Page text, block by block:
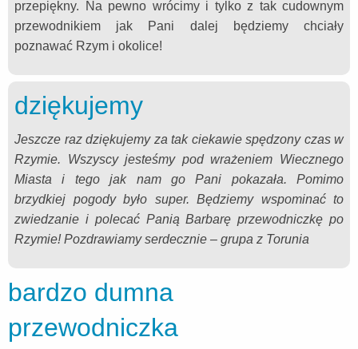
przepiękny. Na pewno wrócimy i tylko z tak cudownym
przewodnikiem jak Pani dalej będziemy chciały
poznawać Rzym i okolice!
dziękujemy
Jeszcze raz dziękujemy za tak ciekawie spędzony czas w
Rzymie. Wszyscy jesteśmy pod wrażeniem Wiecznego
Miasta i tego jak nam go Pani pokazała. Pomimo
brzydkiej pogody było super. Będziemy wspominać to
zwiedzanie i polecać Panią Barbarę przewodniczkę po
Rzymie! Pozdrawiamy serdecznie – grupa z Torunia
bardzo dumna
przewodniczka